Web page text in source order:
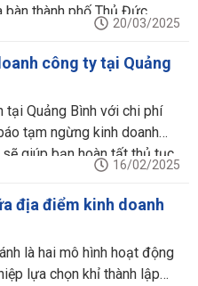
bàn thành phố Thủ Đức
hoặc địa chỉ Đội thuế
hiện […]
20/03/2025
công ty tại Quảng
tại Quảng Bình với chi phí
tạm ngừng kinh doanh
giúp bạn hoàn tất thủ tục
tiết kiệm chi phí. Quy
ty, […]
16/02/2025
địa điểm kinh doanh
là hai mô hình hoạt động
lựa chọn khỉ thành lập